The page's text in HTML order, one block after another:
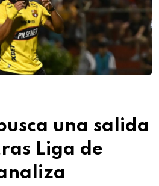
una salida
Liga de